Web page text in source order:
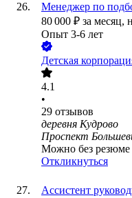
Менеджер по
80 000 ₽ за месяц,
Опыт 3-6 лет
Детская
4.1
•
29 отзывов
деревня Кудрово
Проспект
Можно без резюме
Откликнуться
Ассистент